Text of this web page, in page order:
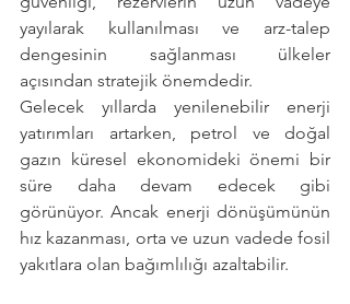
yayılarak kullanılması ve arz-talep
dengesinin sağlanması ülkeler
açısından stratejik önemdedir.
Gelecek yıllarda yenilenebilir enerji
yatırımları artarken, petrol ve doğal
gazın küresel ekonomideki önemi bir
süre daha devam edecek gibi
görünüyor. Ancak enerji dönüşümünün
hız kazanması, orta ve uzun vadede fosil
yakıtlara olan bağımlılığı azaltabilir.